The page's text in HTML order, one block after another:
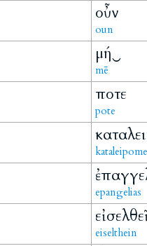
οὖν
oun
μή‿
mē
ποτε
pote
epangelias
eiselthein